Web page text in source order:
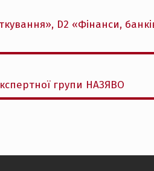
D2 «Фінанси,
групи НАЗЯВО